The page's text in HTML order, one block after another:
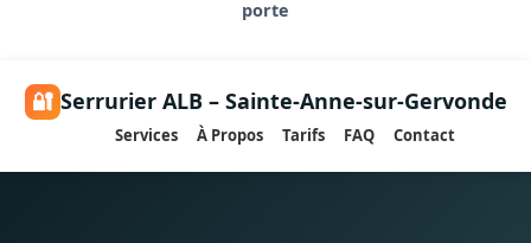
porte
🔐 Serrurier ALB – Sainte-Anne-sur-Gervonde
Services À Propos Tarifs FAQ Contact